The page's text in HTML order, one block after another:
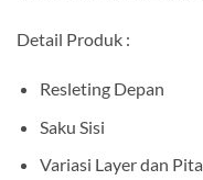
Detail Produk :
Resleting Depan
Saku Sisi
Variasi Layer dan Pita